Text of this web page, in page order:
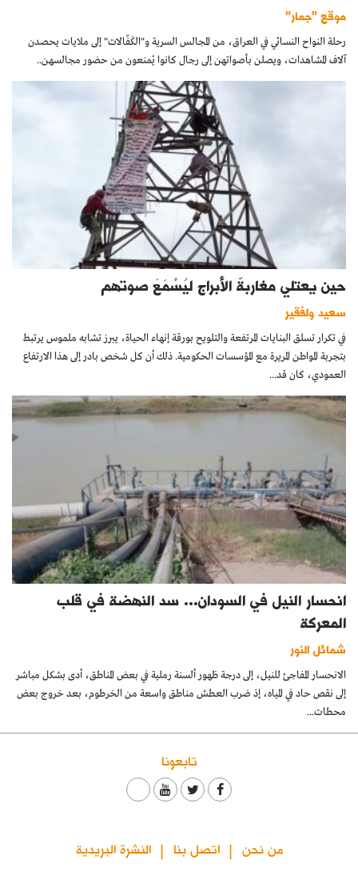
موقع "جمار"
رحلة النواح النسائي في العراق، من المجالس السرية و"الكَفّالات" إلى ملايات يحصدن
آلاف المشاهدات، ويصلن بأصواتهن إلى رجال كانوا يُمنعون من حضور مجالسهن..
حين يعتلي مغاربةٌ الأبراج ليُسْمَعَ صوتهم
سعيد ولفقير
في تكرار تسلق البنايات المرتفعة والتلويح بورقة إنهاء الحياة، يبرز تشابه ملموس يرتبط
بتجربة المواطن المريرة مع المؤسسات الحكومية. ذلك أن كل شخص بادر إلى هذا الارتفاع
العمودي، كان قد...
انحسار النيل في السودان… سد النهضة في قلب
المعركة
شمائل النور
الانحسار المفاجئ للنيل، إلى درجة ظهور ألسنة رملية في بعض المناطق، أدى بشكل مباشر
إلى نقص حاد في المياه، إذ ضرب العطش مناطق واسعة من الخرطوم، بعد خروج بعض
محطات...
تابعونا
من نحن اتصل بنا النشرة البريدية